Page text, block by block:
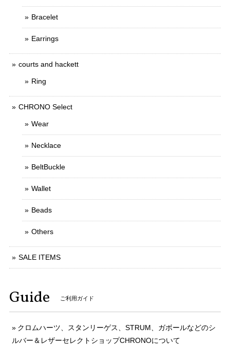
Bracelet
Earrings
courts and hackett
Ring
CHRONO Select
Wear
Necklace
BeltBuckle
Wallet
Beads
Others
SALE ITEMS
Guide ご利用ガイド
クロムハーツ、スタンリーゲス、STRUM、ガボールなどのシ
ルバー＆レザーセレクトショップCHRONOについて